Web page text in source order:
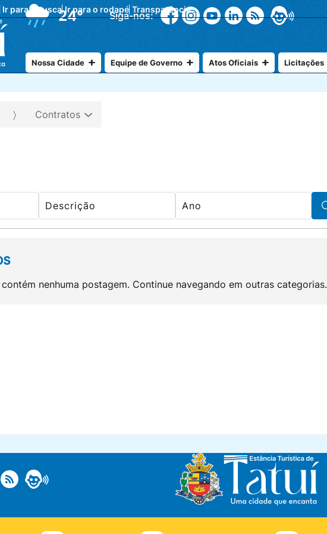
Ir para a busca Ir para o rodapé Transparência
24° Siga-nos:
Nossa Cidade Equipe de Governo Atos Oficiais Licitações
Contratos
nenhuma postagem. Continue navegando em outras categorias.